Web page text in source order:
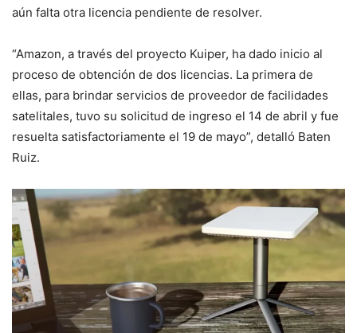
aún falta otra licencia pendiente de resolver.
“Amazon, a través del proyecto Kuiper, ha dado inicio al
proceso de obtención de dos licencias. La primera de
ellas, para brindar servicios de proveedor de facilidades
satelitales, tuvo su solicitud de ingreso el 14 de abril y fue
resuelta satisfactoriamente el 19 de mayo”, detalló Baten
Ruiz.